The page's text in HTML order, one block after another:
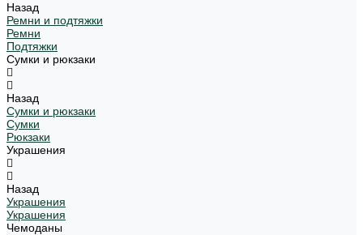
Назад
Ремни и подтяжки
Ремни
Подтяжки
Сумки и рюкзаки
Назад
Сумки и рюкзаки
Сумки
Рюкзаки
Украшения
Назад
Украшения
Украшения
Чемоданы